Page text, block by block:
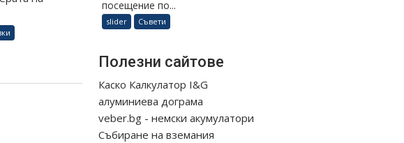
посещение по...
slider Съвети
Полезни сайтове
Каско Калкулатор I&G
алуминиева дограма
veber.bg - немски акумулатори
Събиране на вземания